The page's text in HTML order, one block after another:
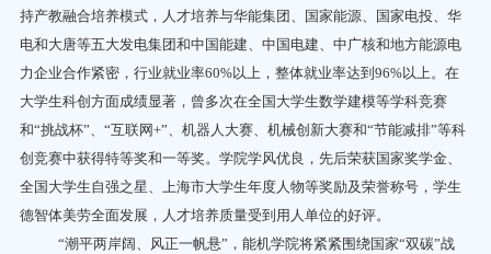
持产教融合培养模式，人才培养与华能集团、国家能源、国家电投、华
电和大唐等五大发电集团和中国能建、中国电建、中广核和地方能源电
力企业合作紧密，行业就业率60%以上，整体就业率达到96%以上。在
大学生科创方面成绩显著，曾多次在全国大学生数学建模等学科竞赛
和“挑战杯”、“互联网+” 、机器人大赛、机械创新大赛和“节能减排”等科
创竞赛中获得特等奖和一等奖。学院学风优良，先后荣获国家奖学金、
全国大学生自强之星、上海市大学生年度人物等奖励及荣誉称号，学生
德智体美劳全面发展，人才培养质量受到用人单位的好评。
“潮平两岸阔、风正一帆悬”，能机学院将紧紧围绕国家“双碳”战